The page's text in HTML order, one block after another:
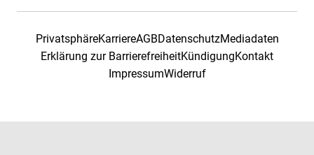
PrivatsphäreKarriereAGBDatenschutzMediadaten
Erklärung zur BarrierefreiheitKündigungKontakt
ImpressumWiderruf